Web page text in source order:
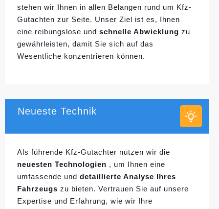
stehen wir Ihnen in allen Belangen rund um Kfz-
Gutachten zur Seite. Unser Ziel ist es, Ihnen
eine reibungslose und schnelle Abwicklung zu
gewährleisten, damit Sie sich auf das
Wesentliche konzentrieren können.
Neueste Technik
Als führende Kfz-Gutachter nutzen wir die
neuesten Technologien , um Ihnen eine
umfassende und detaillierte Analyse Ihres
Fahrzeugs zu bieten. Vertrauen Sie auf unsere
Expertise und Erfahrung, wie wir Ihre